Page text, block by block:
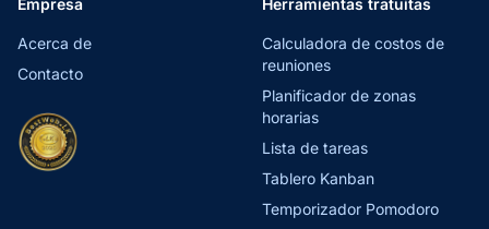
Empresa
Acerca de
Contacto
Herramientas tratuitas
Calculadora de costos de
reuniones
Planificador de zonas
horarias
Lista de tareas
Tablero Kanban
Temporizador Pomodoro